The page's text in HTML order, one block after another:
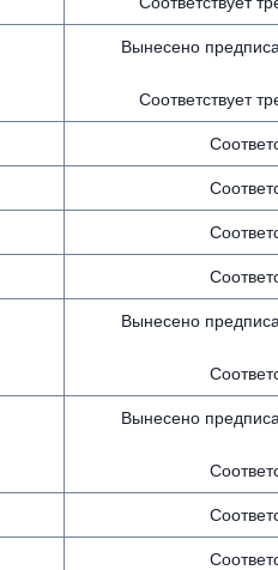
Вынесено
Соответствует
Вынесено
Вынесено